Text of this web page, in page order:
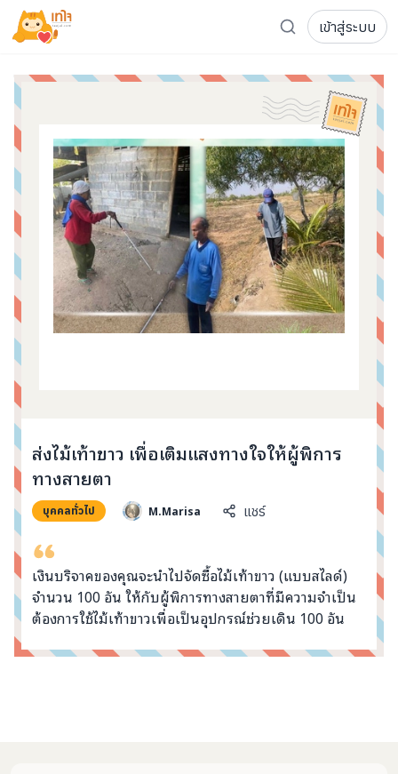
รู้จักเทใจ
ความเคลื่อนไหว
ผู้บริจาค
การลดหย่อนภาษี
แฟนคลับศิลปิน
FAQ ผู้บริจาค
เจ้าของโครงการ
ส่งโครงการ
FAQ เจ้าของโครงการ
ติดต่อเรา
COCON (ห้อง 304) ชั้น 3 อาคาร The Season Mall 899
นโยบายความเป็นส่วนตัว
ภาษา
ไทย ENG
เข้าสู่ระบบ
ส่งไม้เท้าขาว เพื่อเติมแสงทางใจให้ผู้พิการ
ทางสายตา
บุคคลทั่วไป M.Marisa แชร์
เงินบริจาคของคุณจะนำไปจัดซื้อไม้เท้าขาว (แบบสไลด์)
จำนวน 100 อัน ให้กับผู้พิการทางสายตาที่มีความจำเป็น
ต้องการใช้ไม้เท้าขาวเพื่อเป็นอุปกรณ์ช่วยเดิน 100 อัน